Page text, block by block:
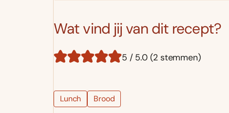
Wat vind jij van dit recept?
5 / 5.0 (2 stemmen)
Lunch Brood